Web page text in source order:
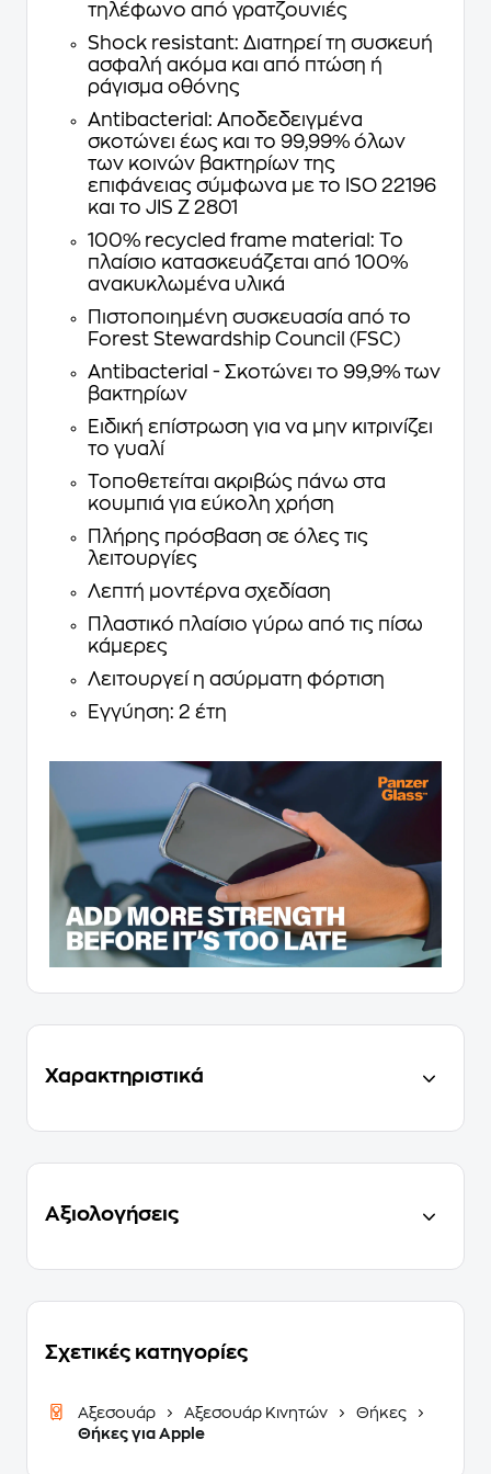
τηλέφωνο από γρατζουνιές
Shock resistant: Διατηρεί τη συσκευή
ασφαλή ακόμα και από πτώση ή
ράγισμα οθόνης
Antibacterial: Αποδεδειγμένα
σκοτώνει έως και το 99,99% όλων
των κοινών βακτηρίων της
επιφάνειας σύμφωνα με το ISO 22196
και το JIS Z 2801
100% recycled frame material: Το
πλαίσιο κατασκευάζεται από 100%
ανακυκλωμένα υλικά
Πιστοποιημένη συσκευασία από το
Forest Stewardship Council (FSC)
Antibacterial - Σκοτώνει το 99,9% των
βακτηρίων
Ειδική επίστρωση για να μην κιτρινίζει
το γυαλί
Τοποθετείται ακριβώς πάνω στα
κουμπιά για εύκολη χρήση
Πλήρης πρόσβαση σε όλες τις
λειτουργίες
Λεπτή μοντέρνα σχεδίαση
Πλαστικό πλαίσιο γύρω από τις πίσω
κάμερες
Λειτουργεί η ασύρματη φόρτιση
Εγγύηση: 2 έτη
Χαρακτηριστικά
Αξιολογήσεις
Σχετικές κατηγορίες
Αξεσουάρ Αξεσουάρ Κινητών
Θήκες
Θήκες για Apple